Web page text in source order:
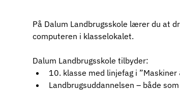
På Dalum Landbrugsskole lærer du at
computeren i klasselokalet.
Dalum Landbrugsskole tilbyder:
10. klasse med linjefag i
Landbrugsuddannelsen – både som